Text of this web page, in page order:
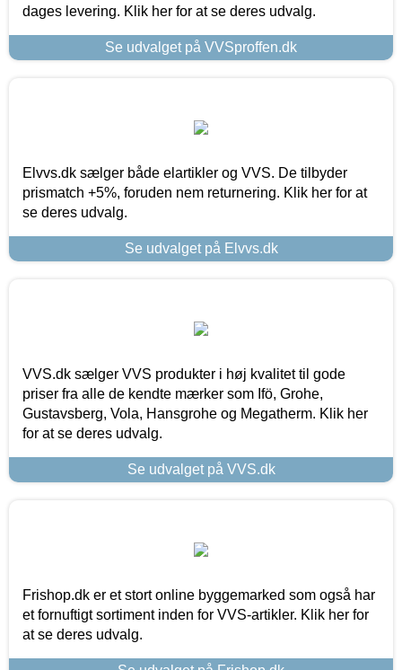
dages levering. Klik her for at se deres udvalg.
Se udvalget på VVSproffen.dk
Elvvs.dk sælger både elartikler og VVS. De tilbyder
prismatch +5%, foruden nem returnering. Klik her for at
se deres udvalg.
Se udvalget på Elvvs.dk
VVS.dk sælger VVS produkter i høj kvalitet til gode
priser fra alle de kendte mærker som Ifö, Grohe,
Gustavsberg, Vola, Hansgrohe og Megatherm. Klik her
for at se deres udvalg.
Se udvalget på VVS.dk
Frishop.dk er et stort online byggemarked som også har
et fornuftigt sortiment inden for VVS-artikler. Klik her for
at se deres udvalg.